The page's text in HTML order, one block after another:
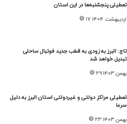
تعطیلی پنجشنبه‌ها در این استان
۱۷ اردیبهشت ۱۴۰۴
تاج: البرز به زودی به قطب جدید فوتبال ساحلی
تبدیل خواهد شد
۲۹ بهمن ۱۴۰۳
تعطیلی مراکز دولتی و غیردولتی استان البرز به دلیل
سرما
۲۳ بهمن ۱۴۰۳